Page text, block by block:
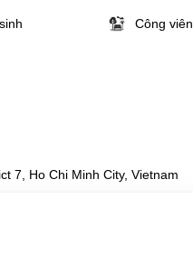
Công viên
7, Ho Chi Minh City, Vietnam